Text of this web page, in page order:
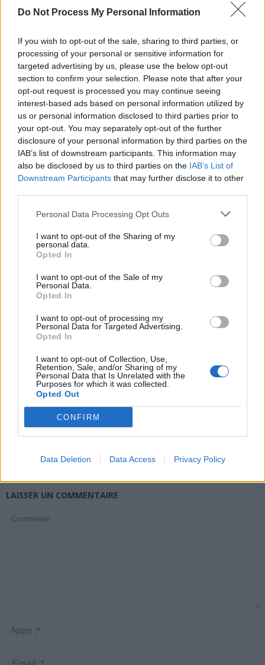
Do Not Process My Personal Information
If you wish to opt-out of the sale, sharing to third parties, or
processing of your personal or sensitive information for
targeted advertising by us, please use the below opt-out
section to confirm your selection. Please note that after your
opt-out request is processed you may continue seeing
interest-based ads based on personal information utilized by
us or personal information disclosed to third parties prior to
your opt-out. You may separately opt-out of the further
disclosure of your personal information by third parties on the
IAB’s list of downstream participants. This information may
also be disclosed by us to third parties on the IAB’s List of
Downstream Participants that may further disclose it to other
Personal Data Processing Opt Outs
I want to opt-out of the Sharing of my
personal data.
Opted In
I want to opt-out of the Sale of my
Personal Data.
Opted In
I want to opt-out of processing my
Personal Data for Targeted Advertising.
Opted In
I want to opt-out of Collection, Use,
Retention, Sale, and/or Sharing of my
Personal Data that Is Unrelated with the
Purposes for which it was collected.
Opted Out
CONFIRM
Data Deletion Data Access Privacy Policy
d’oxygène vers les tissus, ce qui peut réduire l’inflammation et
l’œdème et ralentit la transmission de la douleur, offrant un effet
anesthésiant. Le froid est surtout recommandé en cas de douleur
intense ou de gonflement.
Article précédent
Ronflements dangereux
pour le cœur : ce que vous
devez savoir
Article suivant
Cancer du sein : 5 conseils
pour réduire vos risques
dès maintenant
ARTICLES CONNEXES
Canicule : les conseils
essentiels des
cardiologues pour
Éclipse du 12 août :
attention à la pénurie de
lunettes de sécurité
combattre le cancer
LAISSER UN COMMENTAIRE